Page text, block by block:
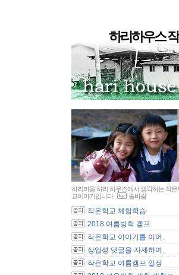
하리하우스
하리마을 하리 하우스에서 생각하는 작은
교이야기입니다.
솔바람
작은학교 체험학습
2018 여름방학 캠프
작은학교 이야기를 이어..
상업성 댓글을 자제하여..
작은학교 여름캠프 일정